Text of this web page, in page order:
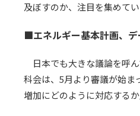
及ぼすのか、注目を集めてい
■エネルギー基本計画、
日本でも大きな議論を呼
科会は、5月より審議が始ま
増加にどのように対応する